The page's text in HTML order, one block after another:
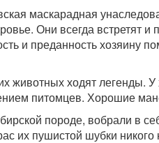
маскарадная
Они всегда встретят и
и преданность хозяину
животных ходят легенды.
питомцев. Хорошие
породе, вобрали в
их пушистой шубки